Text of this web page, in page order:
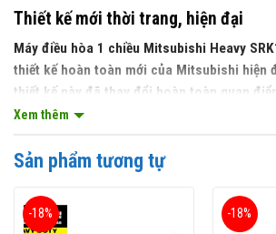
Thiết kế mới thời trang, hiện đại
Máy điều hòa 1 chiều Mitsubishi Heavy
thiết kế hoàn toàn mới của Mitsubishi hiện
thiết kế này đã thay đổi hoàn toàn quan
người tiêu dùng về
Heavy SRK/SRC12CT-S5sẽ tạo lên dấu mốc
tên tuổi lớn Panasonic N12WKH-8, Daikin
Xem thêm
Sản phẩm tương tự
-18% -18%